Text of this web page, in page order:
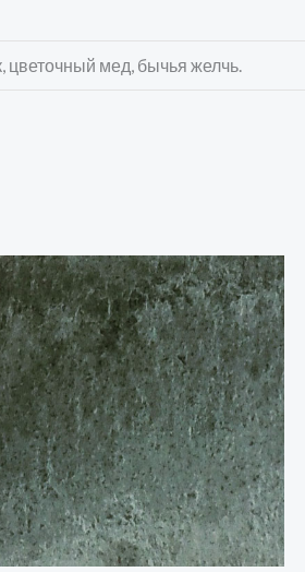
цветочный мед, бычья желчь.